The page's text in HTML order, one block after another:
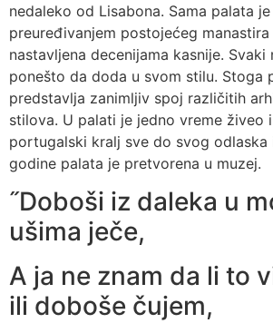
nedaleko od Lisabona. Sama palata
preuređivanjem postojećeg manastira
nastavljena decenijama kasnije. Svaki
ponešto da doda u svom stilu. Stoga
predstavlja zanimljiv spoj različitih
stilova. U palati je jedno vreme živeo
portugalski kralj sve do svog odlaska
godine palata je pretvorena u muzej.
˝Doboši iz daleka u
ušima ječe,
A ja ne znam da li to
ili doboše čujem,